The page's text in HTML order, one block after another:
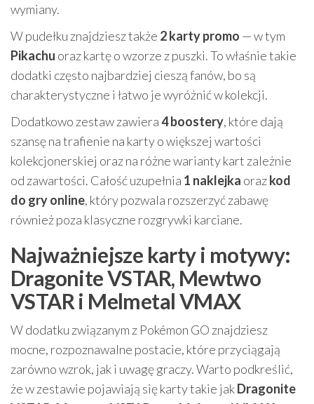
wymiany.
W pudełku znajdziesz także 2 karty promo — w tym
Pikachu oraz kartę o wzorze z puszki. To właśnie takie
dodatki często najbardziej cieszą fanów, bo są
charakterystyczne i łatwo je wyróżnić w kolekcji.
Dodatkowo zestaw zawiera4 boostery, które dają
szansę na trafienie na karty o większej wartości
kolekcjonerskiej oraz na różne warianty kart zależnie
od zawartości. Całość uzupełnia 1 naklejka orazkod
do gry online, który pozwala rozszerzyć zabawę
również poza klasyczne rozgrywki karciane.
Najważniejsze karty i motywy:
Dragonite VSTAR, Mewtwo
VSTAR i Melmetal VMAX
W dodatku związanym z Pokémon GO znajdziesz
mocne, rozpoznawalne postacie, które przyciągają
zarówno wzrok, jak i uwagę graczy. Warto podkreślić,
że w zestawie pojawiają się karty takie jakDragonite